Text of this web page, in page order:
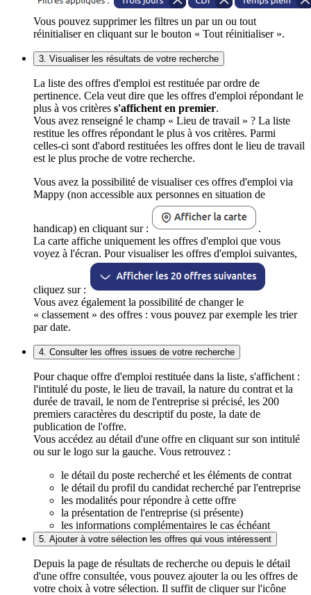
Vous pouvez supprimer les filtres un par un ou tout
réinitialiser en cliquant sur le bouton « Tout réinitialiser ».
3. Visualiser les résultats de votre recherche
La liste des offres d'emploi est restituée par ordre de
pertinence. Cela veut dire que les offres d'emploi répondant le
plus à vos critères s'affichent en premier.
Vous avez renseigné le champ « Lieu de travail » ? La liste
restitue les offres répondant le plus à vos critères. Parmi
celles-ci sont d'abord restituées les offres dont le lieu de travail
est le plus proche de votre recherche.
Vous avez la possibilité de visualiser ces offres d'emploi via
Mappy (non accessible aux personnes en situation de
handicap) en cliquant sur :
.
La carte affiche uniquement les offres d'emploi que vous
voyez à l'écran. Pour visualiser les offres d'emploi suivantes,
cliquez sur :
Vous avez également la possibilité de changer le
« classement » des offres : vous pouvez par exemple les trier
par date.
4. Consulter les offres issues de votre recherche
Pour chaque offre d'emploi restituée dans la liste, s'affichent :
l'intitulé du poste, le lieu de travail, la nature du contrat et la
durée de travail, le nom de l'entreprise si précisé, les 200
premiers caractères du descriptif du poste, la date de
publication de l'offre.
Vous accédez au détail d'une offre en cliquant sur son intitulé
ou sur le logo sur la gauche. Vous retrouvez :
le détail du poste recherché et les éléments de contrat
le détail du profil du candidat recherché par l'entreprise
les modalités pour répondre à cette offre
la présentation de l'entreprise (si présente)
les informations complémentaires le cas échéant
5. Ajouter à votre sélection les offres qui vous intéressent
Depuis la page de résultats de recherche ou depuis le détail
d'une offre consultée, vous pouvez ajouter la ou les offres de
votre choix à votre sélection. Il suffit de cliquer sur l'icône